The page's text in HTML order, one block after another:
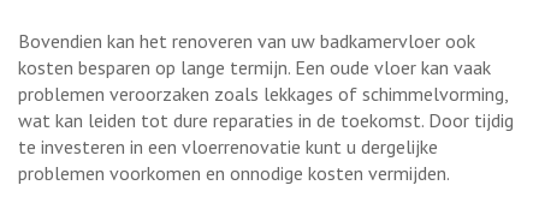
Bovendien kan het renoveren van uw badkamervloer ook
kosten besparen op lange termijn. Een oude vloer kan vaak
problemen veroorzaken zoals lekkages of schimmelvorming,
wat kan leiden tot dure reparaties in de toekomst. Door tijdig
te investeren in een vloerrenovatie kunt u dergelijke
problemen voorkomen en onnodige kosten vermijden.